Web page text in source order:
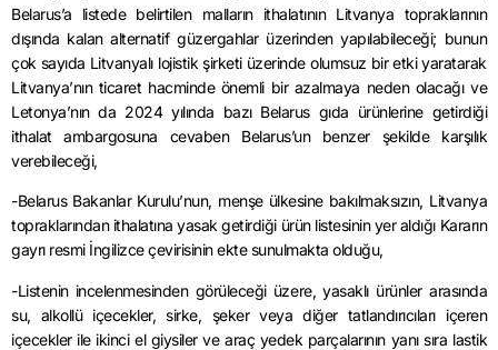
Belarus’a listede belirtilen malların ithalatının Litvanya topraklarının
dışında kalan alternatif güzergahlar üzerinden yapılabileceği; bunun
çok sayıda Litvanyalı lojistik şirketi üzerinde olumsuz bir etki yaratarak
Litvanya’nın ticaret hacminde önemli bir azalmaya neden olacağı ve
Letonya’nın da 2024 yılında bazı Belarus gıda ürünlerine getirdiği
ithalat ambargosuna cevaben Belarus’un benzer şekilde karşılık
verebileceği,
-Belarus Bakanlar Kurulu’nun, menşe ülkesine bakılmaksızın, Litvanya
topraklarından ithalatına yasak getirdiği ürün listesinin yer aldığı Kararın
gayrı resmi İngilizce çevirisinin ekte sunulmakta olduğu,
-Listenin incelenmesinden görüleceği üzere, yasaklı ürünler arasında
su, alkollü içecekler, sirke, şeker veya diğer tatlandırıcıları içeren
içecekler ile ikinci el giysiler ve araç yedek parçalarının yanı sıra lastik